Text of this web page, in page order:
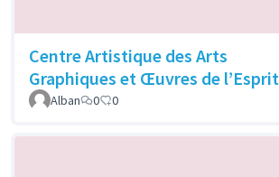
Centre Artistique des Arts
Graphiques et Œuvres de l’Esprit
Alban 0 0